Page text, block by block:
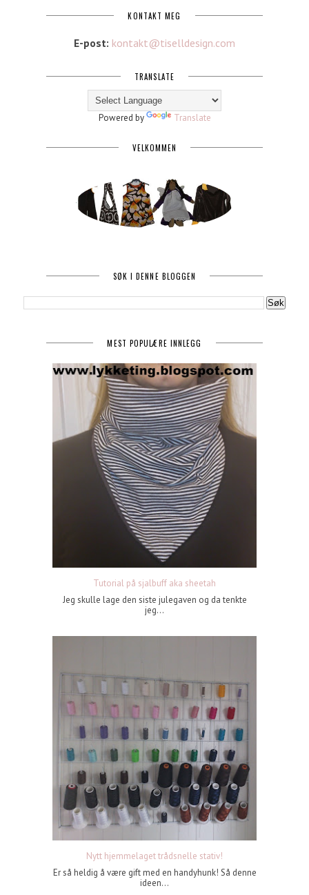
KONTAKT MEG
E-post: kontakt@tiselldesign.com
TRANSLATE
Powered by Translate
VELKOMMEN
SØK I DENNE BLOGGEN
MEST POPULÆRE INNLEGG
Tutorial på sjalbuff aka sheetah
Jeg skulle lage den siste julegaven og da tenkte
jeg...
Nytt hjemmelaget trådsnelle stativ!
Er så heldig å være gift med en handyhunk! Så denne
ideen...